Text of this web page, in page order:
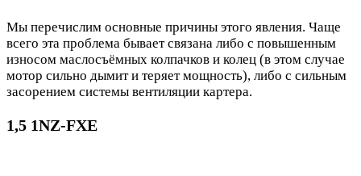
Мы перечислим основные причины этого явления. Чаще
всего эта проблема бывает связана либо с повышенным
износом маслосъёмных колпачков и колец (в этом случае
мотор сильно дымит и теряет мощность), либо с сильным
засорением системы вентиляции картера.
1,5 1NZ-FXE